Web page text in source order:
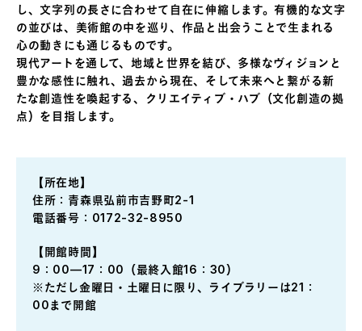
し、文字列の長さに合わせて自在に伸縮します。有機的な文字
の並びは、美術館の中を巡り、作品と出会うことで生まれる
心の動きにも通じるものです。
現代アートを通して、地域と世界を結び、多様なヴィジョンと
豊かな感性に触れ、過去から現在、そして未来へと繋がる新
たな創造性を喚起する、クリエイティブ・ハブ（文化創造の拠
点）を目指します。
【所在地】
住所：青森県弘前市吉野町2-1
電話番号：0172-32-8950
【開館時間】
9：00—17：00（最終入館16：30）
※ただし金曜日・土曜日に限り、ライブラリーは21：
00まで開館